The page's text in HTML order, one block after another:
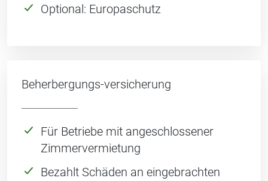
Optional: Europaschutz
Beherbergungs-versicherung
Für Betriebe mit angeschlossener
Zimmervermietung
Bezahlt Schäden an eingebrachten